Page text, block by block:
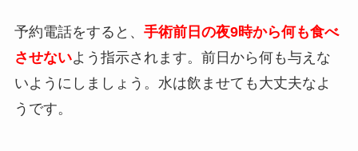
予約電話をすると、 手術前日の夜9時から何も食べ
させないよう指示されます。前日から何も与えな
いようにしましょう。水は飲ませても大丈夫なよ
うです。